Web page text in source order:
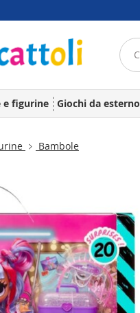
e figurine Giochi da esterno
Bambole